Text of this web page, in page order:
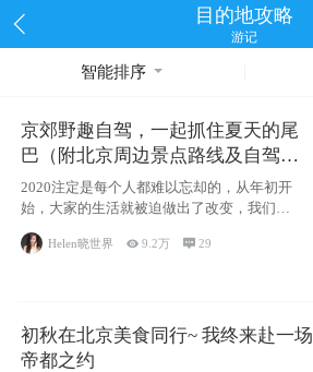
目的地攻略
游记
智能排序
京郊野趣自驾，一起抓住夏天的尾
巴（附北京周边景点路线及自驾攻
略）
2020注定是每个人都难以忘却的，从年初开
始，大家的生活就被迫做出了改变，我们也
不例外。本来双双辞职是为
Helen晓世界 9.2万 29
初秋在北京美食同行~ 我终来赴一场
帝都之约